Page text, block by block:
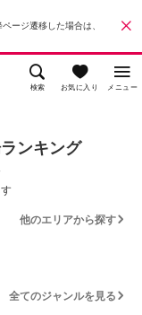
ージ遷移した場合は、
検索 お気に入り メニュー
ンキング
他のエリアから探す
全てのジャンルを見る